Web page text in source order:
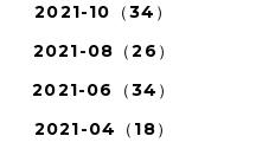
2021-10（34）
2021-08（26）
2021-06（34）
2021-04（18）